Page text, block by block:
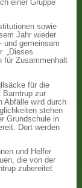
einer Gruppe
sowie
Jahr wieder
und gemeinsam
„Dieses
für Zusammenhalt
für die
Barntrup zur
Abfälle wird durch
stehen
Grundschule in
Dort werden
und Helfer
die von der
zubereitet